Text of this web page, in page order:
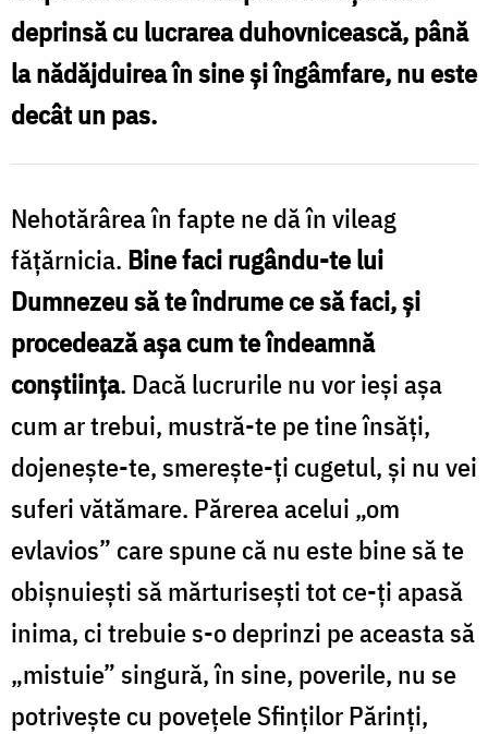
viață?
Foto:
Valentina
Bîrgăoanu
deprinsă cu lucrarea duhovnicească, până
la nădăjduirea în sine și îngâmfare, nu este
decât un pas.
Nehotărârea în fapte ne dă în vileag
fățărnicia. Bine faci rugându-te lui
Dumnezeu să te îndrume ce să faci, și
procedează așa cum te îndeamnă
conștiința. Dacă lucrurile nu vor ieși așa
cum ar trebui, mustră-te pe tine însăți,
dojenește-te, smerește-ți cugetul, și nu vei
suferi vătămare. Părerea acelui „om
evlavios” care spune că nu este bine să te
obișnuiești să mărturisești tot ce-ți apasă
inima, ci trebuie s-o deprinzi pe aceasta să
„mistuie” singură, în sine, poverile, nu se
potrivește cu povețele Sfinților Părinți,